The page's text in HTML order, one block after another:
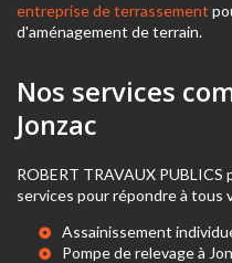
entreprise de terrassement
d'aménagement de terrain.
Nos services
Jonzac
ROBERT TRAVAUX
services pour répondre à tous
Assainissement
Pompe de relevage à